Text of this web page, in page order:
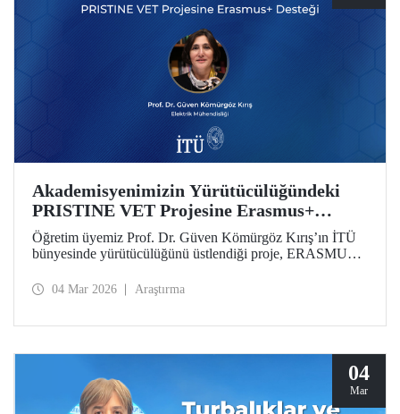
Akademisyenimizin Yürütücülüğündeki
PRISTINE VET Projesine Erasmus+
Desteği
Öğretim üyemiz Prof. Dr. Güven Kömürgöz Kırış’ın İTÜ
bünyesinde yürütücülüğünü üstlendiği proje, ERASMUS
“Batı Afrika’da Mesleki Eğitim ve Öğretim Yoluyla Doğal
04 Mar 2026 Araştırma
04
Mar